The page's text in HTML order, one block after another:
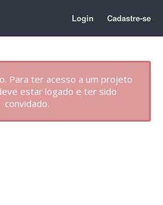
Login Cadastre-se
Para ter acesso a um projeto
estar logado e ter sido
convidado.